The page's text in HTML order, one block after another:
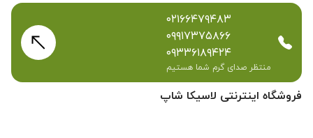
فروشگاه اینترنتی لاسیکا شاپ
۰۲۱۶۶۴۷۹۴۸۳
۰۹۹۱۷۳۷۵۸۶۶
۰۹۳۳۶۱۸۹۴۲۴
منتظر صدای گرم شما هستیم